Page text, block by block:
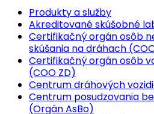
Produkty a služby
Akreditované skúšobné
Certifikačný orgán osôb
skúšania na dráhach
Certifikačný orgán osôb
(COO ZD)
Centrum dráhových
Centrum posudzovania
(Orgán AsBo)